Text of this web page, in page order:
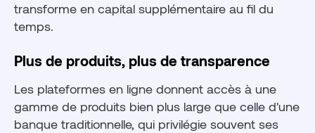
transforme en capital supplémentaire au fil du
temps.
Plus de produits, plus de transparence
Les plateformes en ligne donnent accès à une
gamme de produits bien plus large que celle d'une
banque traditionnelle, qui privilégie souvent ses